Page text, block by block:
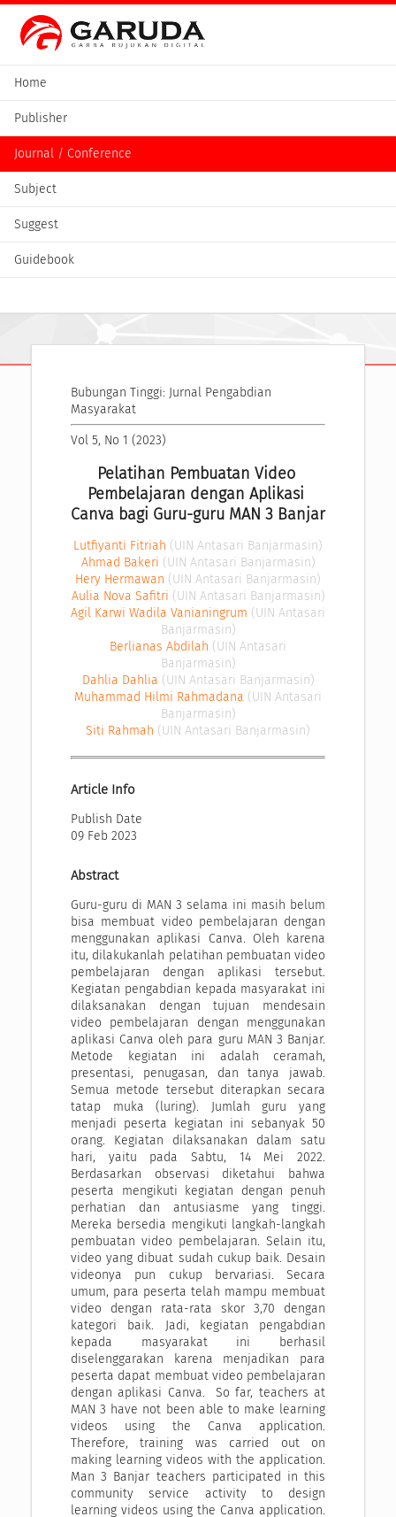
Home
Publisher
Journal / Conference
Subject
Suggest
Guidebook
Bubungan Tinggi: Jurnal Pengabdian
Masyarakat
Vol 5, No 1 (2023)
Pelatihan Pembuatan Video
Pembelajaran dengan Aplikasi
Canva bagi Guru-guru MAN 3 Banjar
Lutfiyanti Fitriah (UIN Antasari Banjarmasin)
Ahmad Bakeri (UIN Antasari Banjarmasin)
Hery Hermawan (UIN Antasari Banjarmasin)
Aulia Nova Safitri (UIN Antasari Banjarmasin)
Agil Karwi Wadila Vanianingrum (UIN Antasari
Banjarmasin)
Berlianas Abdilah (UIN Antasari
Banjarmasin)
Dahlia Dahlia (UIN Antasari Banjarmasin)
Muhammad Hilmi Rahmadana (UIN Antasari
Banjarmasin)
Siti Rahmah (UIN Antasari Banjarmasin)
Article Info
Publish Date
09 Feb 2023
Abstract
Guru-guru di MAN 3 selama ini masih belum
bisa membuat video pembelajaran dengan
menggunakan aplikasi Canva. Oleh karena
itu, dilakukanlah pelatihan pembuatan video
pembelajaran dengan aplikasi tersebut.
Kegiatan pengabdian kepada masyarakat ini
dilaksanakan dengan tujuan mendesain
video pembelajaran dengan menggunakan
aplikasi Canva oleh para guru MAN 3 Banjar.
Metode kegiatan ini adalah ceramah,
presentasi, penugasan, dan tanya jawab.
Semua metode tersebut diterapkan secara
tatap muka (luring). Jumlah guru yang
menjadi peserta kegiatan ini sebanyak 50
orang. Kegiatan dilaksanakan dalam satu
hari, yaitu pada Sabtu, 14 Mei 2022.
Berdasarkan observasi diketahui bahwa
peserta mengikuti kegiatan dengan penuh
perhatian dan antusiasme yang tinggi.
Mereka bersedia mengikuti langkah-langkah
pembuatan video pembelajaran. Selain itu,
video yang dibuat sudah cukup baik. Desain
videonya pun cukup bervariasi. Secara
umum, para peserta telah mampu membuat
video dengan rata-rata skor 3,70 dengan
kategori baik. Jadi, kegiatan pengabdian
kepada masyarakat ini berhasil
diselenggarakan karena menjadikan para
peserta dapat membuat video pembelajaran
dengan aplikasi Canva. So far, teachers at
MAN 3 have not been able to make learning
videos using the Canva application.
Therefore, training was carried out on
making learning videos with the application.
Man 3 Banjar teachers participated in this
community service activity to design
learning videos using the Canva application.